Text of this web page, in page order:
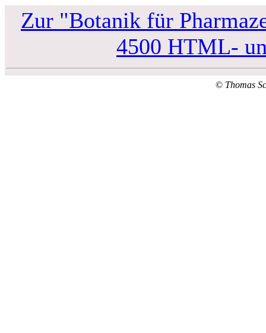
Zur "Botanik für
4500 HTML-
© Thomas